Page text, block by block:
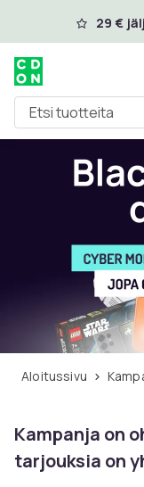
Ohita ja siirry
29 €
Etsi tuotteita
Aloitussivu
Kampanja on
tarjouksia on